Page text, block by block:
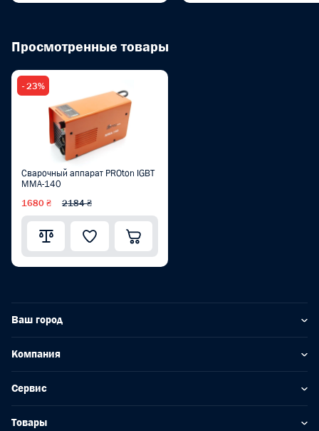
Просмотренные товары
- 23%
Сварочный аппарат PROton IGBT
MMA-140
1680 ₴ 2184 ₴
Ваш город
Компания
Сервис
Товары